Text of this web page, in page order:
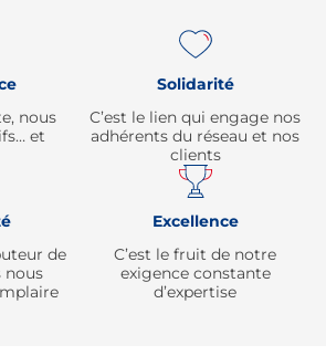
nous
et
Solidarité
C’est le lien qui engage nos
adhérents du réseau et nos
clients
de
nous
Excellence
C’est le fruit de notre
exigence constante
d’expertise